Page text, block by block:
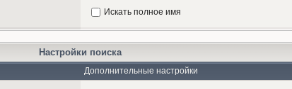
Искать полное имя
Настройки поиска
Дополнительные настройки